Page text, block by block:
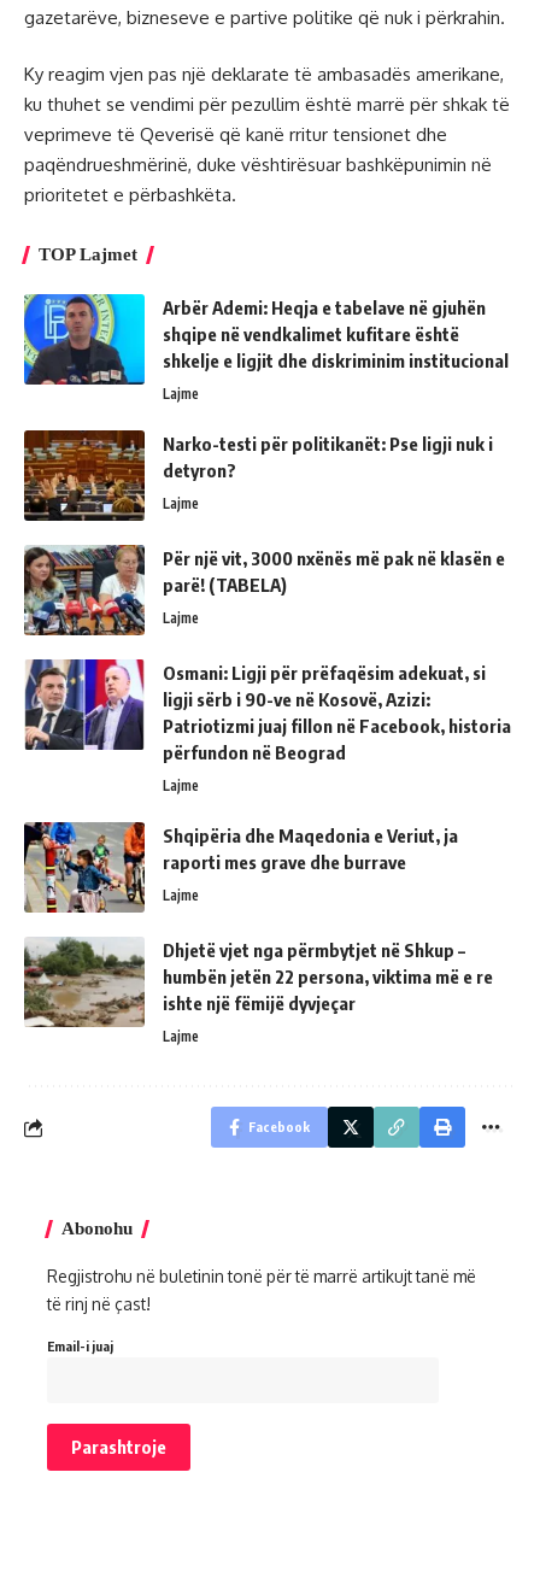
gazetarëve, bizneseve e partive politike që nuk i përkrahin.
Ky reagim vjen pas një deklarate të ambasadës amerikane,
ku thuhet se vendimi për pezullim është marrë për shkak të
veprimeve të Qeverisë që kanë rritur tensionet dhe
paqëndrueshmërinë, duke vështirësuar bashkëpunimin në
prioritetet e përbashkëta.
TOP Lajmet
Arbër Ademi: Heqja e tabelave në gjuhën
shqipe në vendkalimet kufitare është
shkelje e ligjit dhe diskriminim institucional
Lajme
Narko-testi për politikanët: Pse ligji nuk i
detyron?
Lajme
Për një vit, 3000 nxënës më pak në klasën e
parë! (TABELA)
Lajme
Osmani: Ligji për prëfaqësim adekuat, si
ligji sërb i 90-ve në Kosovë, Azizi:
Patriotizmi juaj fillon në Facebook, historia
përfundon në Beograd
Lajme
Shqipëria dhe Maqedonia e Veriut, ja
raporti mes grave dhe burrave
Lajme
Dhjetë vjet nga përmbytjet në Shkup –
humbën jetën 22 persona, viktima më e re
ishte një fëmijë dyvjeçar
Lajme
Facebook
Abonohu
Regjistrohu në buletinin tonë për të marrë artikujt tanë më
të rinj në çast!
Email-i juaj